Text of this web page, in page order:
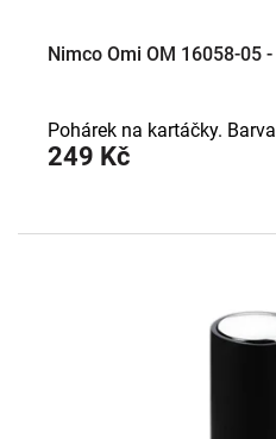
Nimco Omi OM 16058-05
249 Kč
Pohárek na kartáčky.